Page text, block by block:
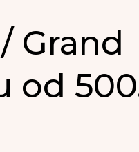
Grand
od